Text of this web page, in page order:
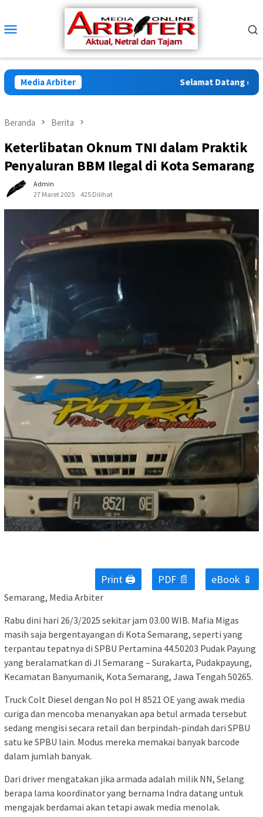
konten
Mobile
Media Arbiter Selamat Datang di
Beranda Berita
Keterlibatan Oknum TNI dalam Praktik
Penyaluran BBM Ilegal di Kota Semarang
Admin
27 Maret 2025
425 Dilihat
Print 🖨 PDF 📄 eBook 📱
Semarang, Media Arbiter
Rabu dini hari 26/3/2025 sekitar jam 03.00 WIB. Mafia Migas
masih saja bergentayangan di Kota Semarang, seperti yang
terpantau tepatnya di SPBU Pertamina 44.50203 Pudak Payung
yang beralamatkan di Jl Semarang – Surakarta, Pudakpayung,
Kecamatan Banyumanik, Kota Semarang, Jawa Tengah 50265.
Truck Colt Diesel dengan No pol H 8521 OE yang awak media
curiga dan mencoba menanyakan apa betul armada tersebut
sedang mengisi secara retail dan berpindah-pindah dari SPBU
satu ke SPBU lain. Modus mereka memakai banyak barcode
dalam jumlah banyak.
Dari driver mengatakan jika armada adalah milik NN, Selang
berapa lama koordinator yang bernama Indra datang untuk
mengajak berdamai akan tetapi awak media menolak.